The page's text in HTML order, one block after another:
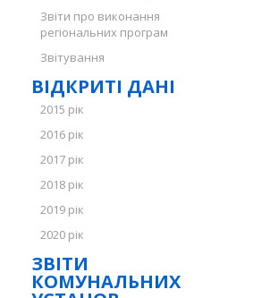
Звіти про виконання
регіональних програм
Звітування
ВІДКРИТІ ДАНІ
2015 рік
2016 рік
2017 рік
2018 рік
2019 рік
2020 рік
ЗВІТИ
КОМУНАЛЬНИХ